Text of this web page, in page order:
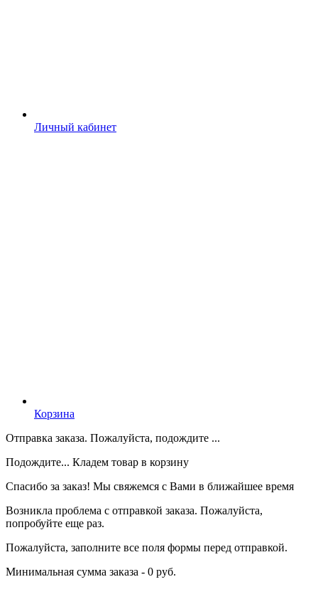
Личный кабинет
Корзина
Отправка заказа. Пожалуйста, подождите ...
Подождите... Кладем товар в корзину
Спасибо за заказ! Мы свяжемся с Вами в ближайшее время
Возникла проблема с отправкой заказа. Пожалуйста,
попробуйте еще раз.
Пожалуйста, заполните все поля формы перед отправкой.
Минимальная сумма заказа - 0 руб.